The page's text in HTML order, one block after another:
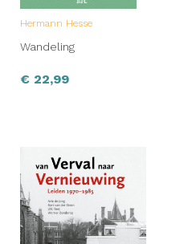
Hermann Hesse
Wandeling
€ 22,99